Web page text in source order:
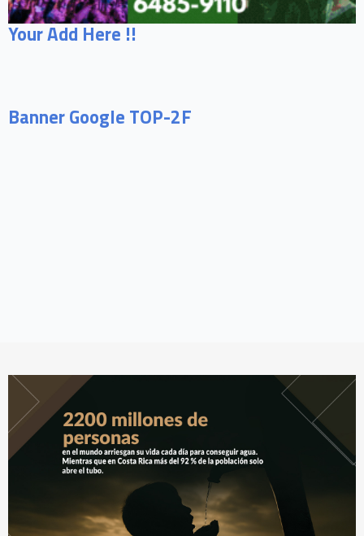
Your Add Here !!
Banner Google TOP-2F